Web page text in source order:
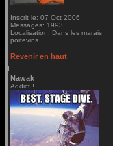
Inscrit le: 07 Oct 2006
Messages: 1993
Localisation: Dans les marais
poitevins
Revenir en haut
Nawak
Addict !